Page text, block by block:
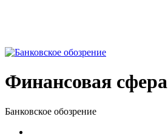
Финансовая сфера
Банковское обозрение